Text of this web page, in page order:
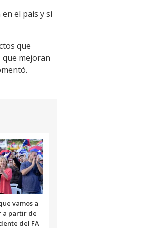
el país y sí
que
mejoran
vamos a
a partir de
del FA